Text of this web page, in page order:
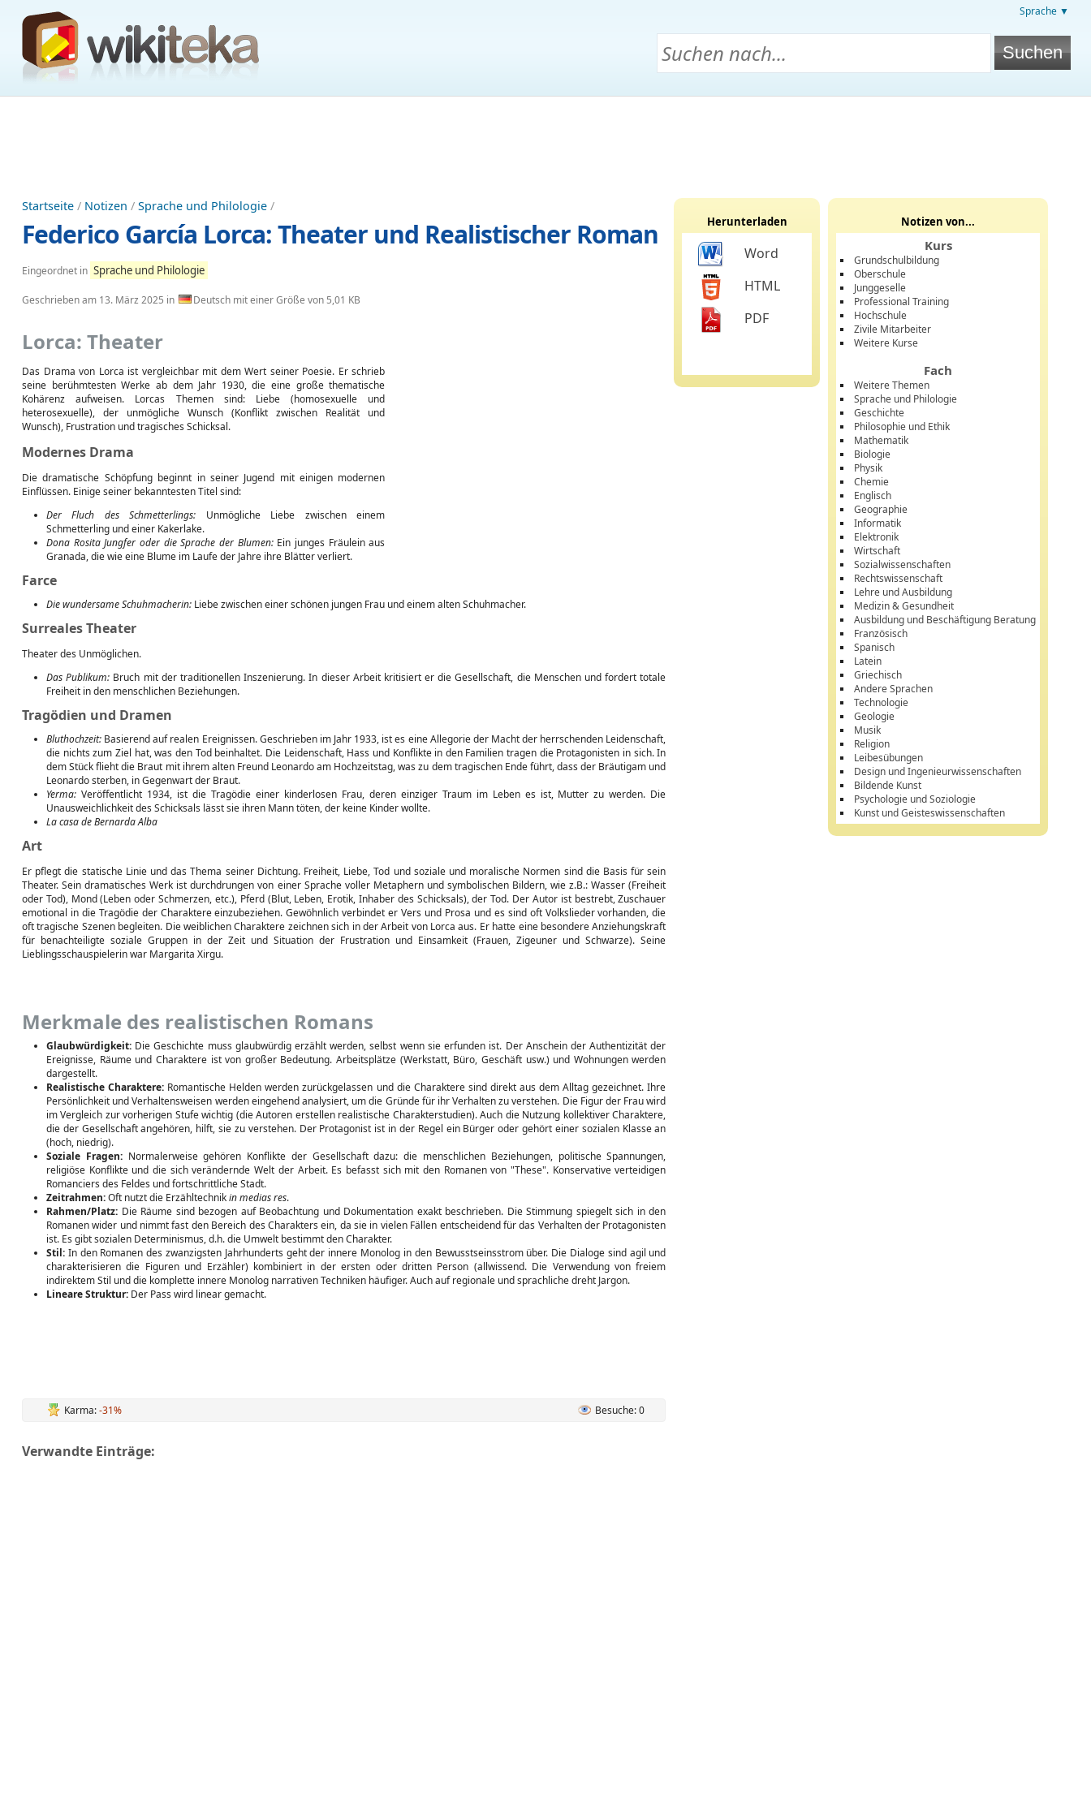
Sprache ▼
Startseite / Notizen / Sprache und Philologie /
Federico García Lorca: Theater und Realistischer Roman
Eingeordnet in Sprache und Philologie
Geschrieben am 13. März 2025 in Deutsch mit einer Größe von 5,01 KB
Lorca: Theater
Das Drama von Lorca ist vergleichbar mit dem Wert seiner Poesie. Er schrieb
seine berühmtesten Werke ab dem Jahr 1930, die eine große thematische
Kohärenz aufweisen. Lorcas Themen sind: Liebe (homosexuelle und
heterosexuelle), der unmögliche Wunsch (Konflikt zwischen Realität und
Wunsch), Frustration und tragisches Schicksal.
Modernes Drama
Die dramatische Schöpfung beginnt in seiner Jugend mit einigen modernen
Einflüssen. Einige seiner bekanntesten Titel sind:
Der Fluch des Schmetterlings: Unmögliche Liebe zwischen einem
Schmetterling und einer Kakerlake.
Dona Rosita Jungfer oder die Sprache der Blumen:Ein junges Fräulein aus
Granada, die wie eine Blume im Laufe der Jahre ihre Blätter verliert.
Farce
Die wundersame Schuhmacherin: Liebe zwischen einer schönen jungen Frau und einem alten Schuhmacher.
Surreales Theater
Theater des Unmöglichen.
Das Publikum: Bruch mit der traditionellen Inszenierung. In dieser Arbeit kritisiert er die Gesellschaft, die Menschen und fordert totale
Freiheit in den menschlichen Beziehungen.
Tragödien und Dramen
Bluthochzeit: Basierend auf realen Ereignissen. Geschrieben im Jahr 1933, ist es eine Allegorie der Macht der herrschenden Leidenschaft,
die nichts zum Ziel hat, was den Tod beinhaltet. Die Leidenschaft, Hass und Konflikte in den Familien tragen die Protagonisten in sich. In
dem Stück flieht die Braut mit ihrem alten Freund Leonardo am Hochzeitstag, was zu dem tragischen Ende führt, dass der Bräutigam und
Leonardo sterben, in Gegenwart der Braut.
Yerma: Veröffentlicht 1934, ist die Tragödie einer kinderlosen Frau, deren einziger Traum im Leben es ist, Mutter zu werden. Die
Unausweichlichkeit des Schicksals lässt sie ihren Mann töten, der keine Kinder wollte.
La casa de Bernarda Alba
Art
Er pflegt die statische Linie und das Thema seiner Dichtung. Freiheit, Liebe, Tod und soziale und moralische Normen sind die Basis für sein
Theater. Sein dramatisches Werk ist durchdrungen von einer Sprache voller Metaphern und symbolischen Bildern, wie z.B.: Wasser (Freiheit
oder Tod), Mond (Leben oder Schmerzen, etc.), Pferd (Blut, Leben, Erotik, Inhaber des Schicksals), der Tod. Der Autor ist bestrebt, Zuschauer
emotional in die Tragödie der Charaktere einzubeziehen. Gewöhnlich verbindet er Vers und Prosa und es sind oft Volkslieder vorhanden, die
oft tragische Szenen begleiten. Die weiblichen Charaktere zeichnen sich in der Arbeit von Lorca aus. Er hatte eine besondere Anziehungskraft
für benachteiligte soziale Gruppen in der Zeit und Situation der Frustration und Einsamkeit (Frauen, Zigeuner und Schwarze). Seine
Lieblingsschauspielerin war Margarita Xirgu.
Merkmale des realistischen Romans
Glaubwürdigkeit: Die Geschichte muss glaubwürdig erzählt werden, selbst wenn sie erfunden ist. Der Anschein der Authentizität der
Ereignisse, Räume und Charaktere ist von großer Bedeutung. Arbeitsplätze (Werkstatt, Büro, Geschäft usw.) und Wohnungen werden
dargestellt.
Realistische Charaktere: Romantische Helden werden zurückgelassen und die Charaktere sind direkt aus dem Alltag gezeichnet. Ihre
Persönlichkeit und Verhaltensweisen werden eingehend analysiert, um die Gründe für ihr Verhalten zu verstehen. Die Figur der Frau wird
im Vergleich zur vorherigen Stufe wichtig (die Autoren erstellen realistische Charakterstudien). Auch die Nutzung kollektiver Charaktere,
die der Gesellschaft angehören, hilft, sie zu verstehen. Der Protagonist ist in der Regel ein Bürger oder gehört einer sozialen Klasse an
(hoch, niedrig).
Soziale Fragen:Normalerweise gehören Konflikte der Gesellschaft dazu: die menschlichen Beziehungen, politische Spannungen,
religiöse Konflikte und die sich verändernde Welt der Arbeit. Es befasst sich mit den Romanen von "These". Konservative verteidigen
Romanciers des Feldes und fortschrittliche Stadt.
Zeitrahmen:Oft nutzt die Erzähltechnikin medias res.
Rahmen/Platz: Die Räume sind bezogen auf Beobachtung und Dokumentation exakt beschrieben. Die Stimmung spiegelt sich in den
Romanen wider und nimmt fast den Bereich des Charakters ein, da sie in vielen Fällen entscheidend für das Verhalten der Protagonisten
ist. Es gibt sozialen Determinismus, d.h. die Umwelt bestimmt den Charakter.
Stil: In den Romanen des zwanzigsten Jahrhunderts geht der innere Monolog in den Bewusstseinsstrom über. Die Dialoge sind agil und
charakterisieren die Figuren und Erzähler) kombiniert in der ersten oder dritten Person (allwissend. Die Verwendung von freiem
indirektem Stil und die komplette innere Monolog narrativen Techniken häufiger. Auch auf regionale und sprachliche dreht Jargon.
Lineare Struktur: Der Pass wird linear gemacht.
Karma:-31% Besuche: 0
Verwandte Einträge:
Herunterladen
Word
HTML
PDF
Notizen von...
Kurs
Grundschulbildung
Oberschule
Junggeselle
Professional Training
Hochschule
Zivile Mitarbeiter
Weitere Kurse
Fach
Weitere Themen
Sprache und Philologie
Geschichte
Philosophie und Ethik
Mathematik
Biologie
Physik
Chemie
Englisch
Geographie
Informatik
Elektronik
Wirtschaft
Sozialwissenschaften
Rechtswissenschaft
Lehre und Ausbildung
Medizin & Gesundheit
Ausbildung und Beschäftigung Beratung
Französisch
Spanisch
Latein
Griechisch
Andere Sprachen
Technologie
Geologie
Musik
Religion
Leibesübungen
Design und Ingenieurwissenschaften
Bildende Kunst
Psychologie und Soziologie
Kunst und Geisteswissenschaften